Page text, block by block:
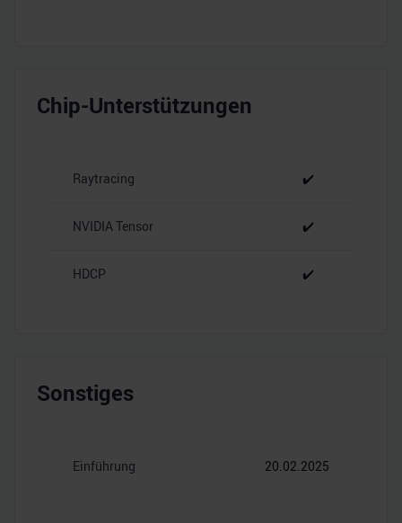
Chip-Unterstützungen
Raytracing ✔️
NVIDIA Tensor ✔️
HDCP ✔️
Sonstiges
Einführung 20.02.2025